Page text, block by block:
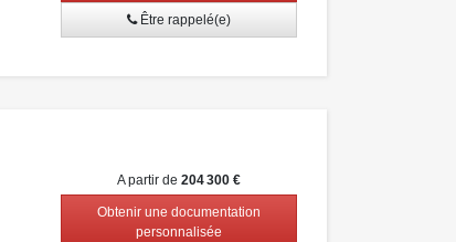
Être rappelé(e)
A partir de204 300 €
Obtenir une documentation
personnalisée